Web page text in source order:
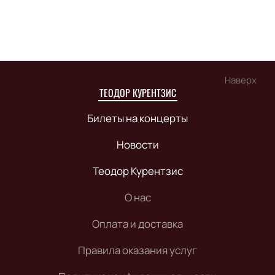
Наверх
ТЕОДОР КУРЕНТЗИС
Билеты на концерты
Новости
Теодор Курентзис
О нас
Оплата и доставка
Правила оказания услуг